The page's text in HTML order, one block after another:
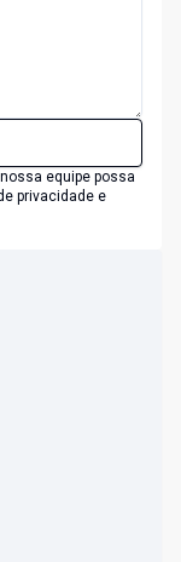
equipe possa
privacidade e